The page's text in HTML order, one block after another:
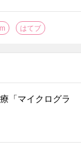
はてブ
「マイクログラ